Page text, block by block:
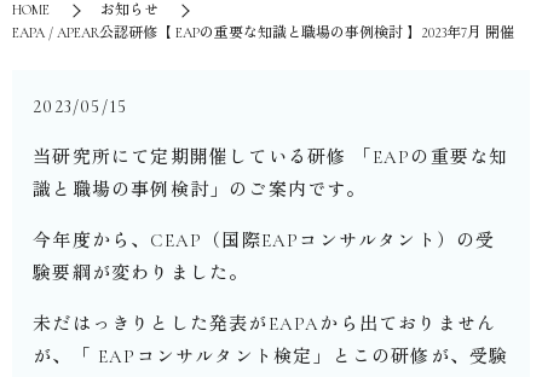
HOME
お知らせ
EAPA / APEAR公認研修【 EAPの重要な知識と職場の事例検討 】2023年7月 開催
2023/05/15
当研究所にて定期開催している研修 「EAPの重要な知
識と職場の事例検討」のご案内です。
今年度から、CEAP（国際EAPコンサルタント）の受
験要綱が変わりました。
未だはっきりとした発表がEAPAから出ておりません
が、「 EAPコンサルタント検定」とこの研修が、受験